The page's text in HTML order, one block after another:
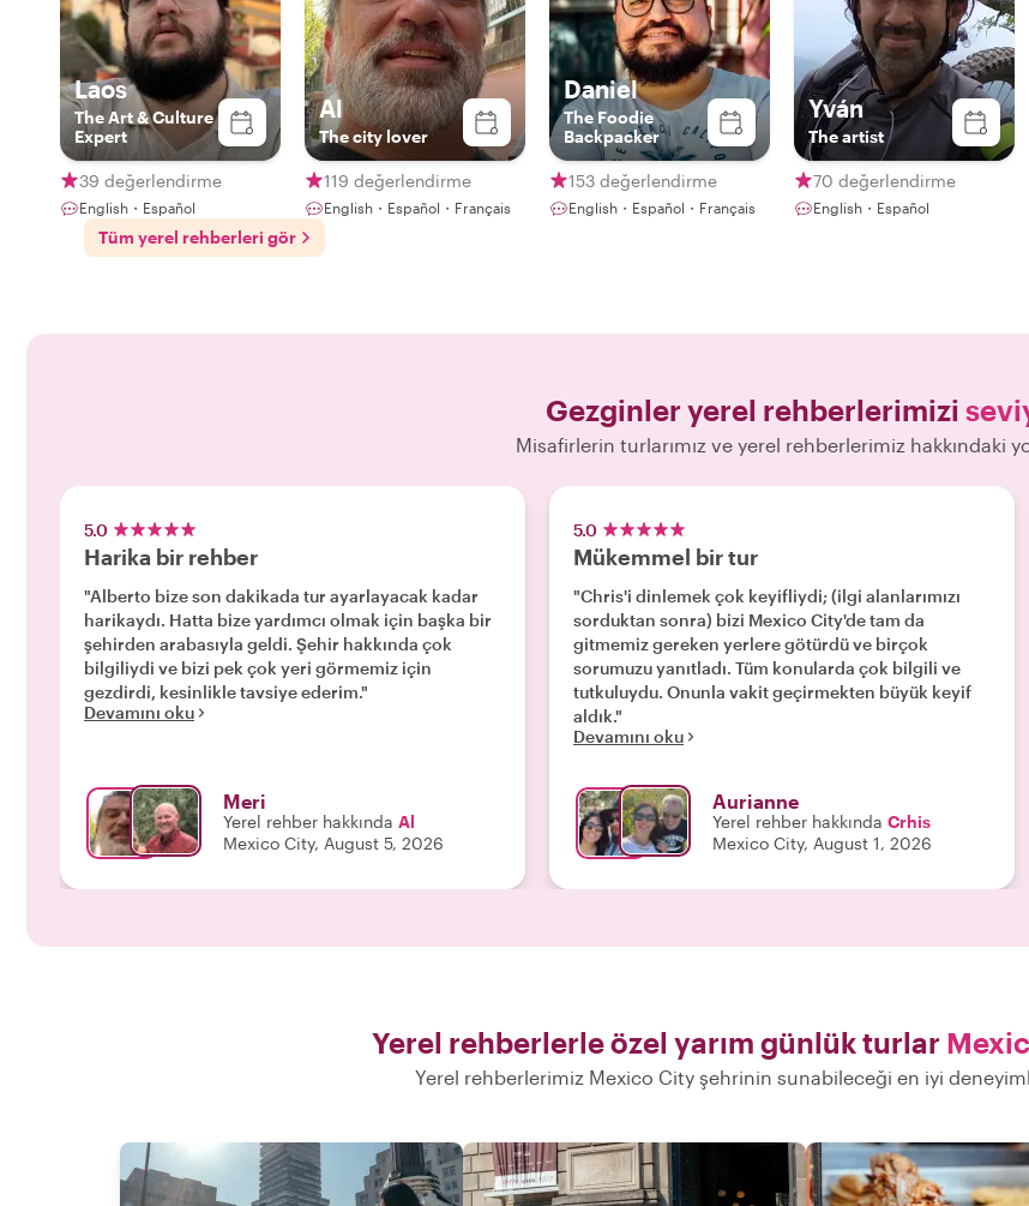
Laos
The Art & Culture
Expert
39 değerlendirme
English・Español
Al
The city lover
119 değerlendirme
English・Español・Français
Daniel
The Foodie
Backpacker
153 değerlendirme
English・Español・Français
Yván
The artist
70 değerlendirme
English・Español
Tüm yerel rehberleri gör
Gezginler yerel rehberlerimizi
Misafirlerin turlarımız ve yerel rehberlerimiz hakkındaki
5.0
Harika bir rehber
"Alberto bize son dakikada tur ayarlayacak kadar
harikaydı. Hatta bize yardımcı olmak için başka bir
şehirden arabasıyla geldi. Şehir hakkında çok
bilgiliydi ve bizi pek çok yeri görmemiz için
gezdirdi, kesinlikle tavsiye ederim."
Devamını oku
Meri
Yerel rehber hakkında Al
Mexico City, August 5, 2026
5.0
Mükemmel bir tur
"Chris'i dinlemek çok keyifliydi; (ilgi alanlarımızı
sorduktan sonra) bizi Mexico City'de tam da
gitmemiz gereken yerlere götürdü ve birçok
sorumuzu yanıtladı. Tüm konularda çok bilgili ve
tutkuluydu. Onunla vakit geçirmekten büyük keyif
aldık."
Devamını oku
Aurianne
Yerel rehber hakkında Crhis
Mexico City, August 1, 2026
Yerel rehberlerle özel yarım günlük turlar
Yerel rehberlerimiz Mexico City şehrinin sunabileceği en iyi